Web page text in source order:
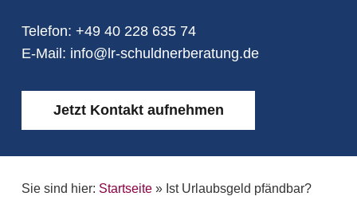
Telefon: +49 40 228 635 74
E-Mail: info@lr-schuldnerberatung.de
Jetzt Kontakt aufnehmen
Sie sind hier: Startseite » Ist Urlaubsgeld pfändbar?